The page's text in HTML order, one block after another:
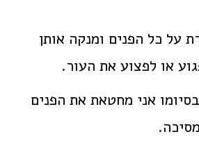
על כל הפנים ומנקה אותן
או לפצוע את העור.
אני מחטאת את הפנים